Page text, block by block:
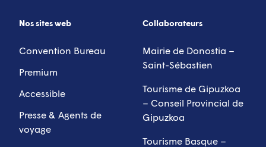
Nos sites web
Convention Bureau
Premium
Accessible
Presse & Agents de
voyage
Collaborateurs
Mairie de Donostia –
Saint-Sébastien
Tourisme de Gipuzkoa
– Conseil Provincial de
Gipuzkoa
Tourisme Basque –